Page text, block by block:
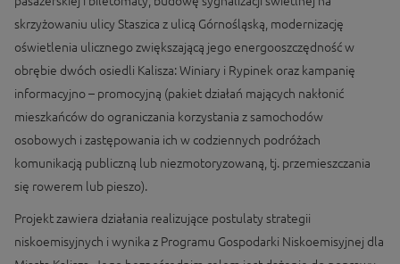
skrzyżowaniu ulicy Staszica z ulicą Górnośląską, modernizację
oświetlenia ulicznego zwiększającą jego energooszczędność w
obrębie dwóch osiedli Kalisza: Winiary i Rypinek oraz kampanię
informacyjno – promocyjną (pakiet działań mających nakłonić
mieszkańców do ograniczania korzystania z samochodów
osobowych i zastępowania ich w codziennych podróżach
komunikacją publiczną lub niezmotoryzowaną, tj. przemieszczania
się rowerem lub pieszo).
Projekt zawiera działania realizujące postulaty strategii
niskoemisyjnych i wynika z Programu Gospodarki Niskoemisyjnej dla